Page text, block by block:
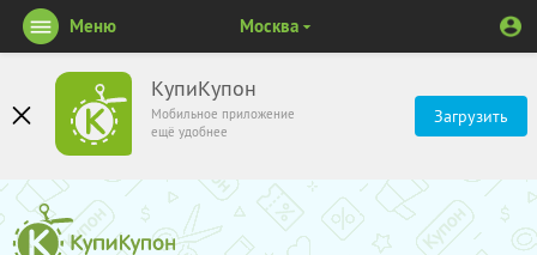
КупиКупон
Мобильное приложение
ещё удобнее
Загрузить
Меню Москва